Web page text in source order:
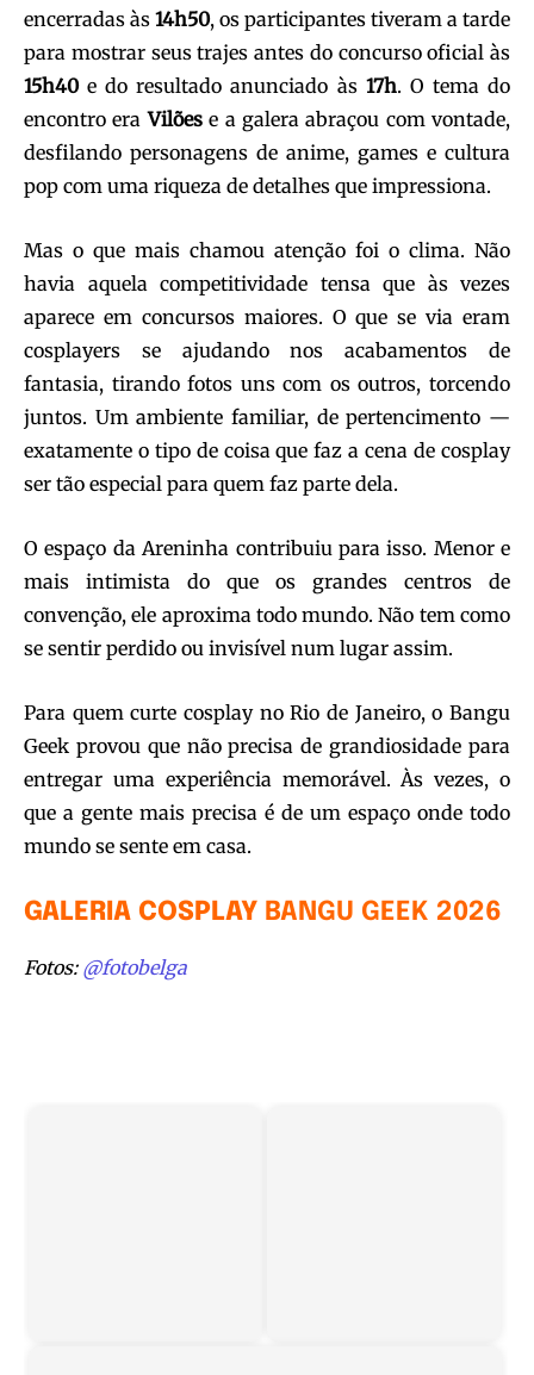
encerradas às 14h50, os participantes tiveram a tarde
para mostrar seus trajes antes do concurso oficial às
15h40e do resultado anunciado às 17h. O tema do
encontro eraVilõese a galera abraçou com vontade,
desfilando personagens de anime, games e cultura
pop com uma riqueza de detalhes que impressiona.
Mas o que mais chamou atenção foi o clima. Não
havia aquela competitividade tensa que às vezes
aparece em concursos maiores. O que se via eram
cosplayers se ajudando nos acabamentos de
fantasia, tirando fotos uns com os outros, torcendo
juntos. Um ambiente familiar, de pertencimento —
exatamente o tipo de coisa que faz a cena de cosplay
ser tão especial para quem faz parte dela.
O espaço da Areninha contribuiu para isso. Menor e
mais intimista do que os grandes centros de
convenção, ele aproxima todo mundo. Não tem como
se sentir perdido ou invisível num lugar assim.
Para quem curte cosplay no Rio de Janeiro, o Bangu
Geek provou que não precisa de grandiosidade para
entregar uma experiência memorável. Às vezes, o
que a gente mais precisa é de um espaço onde todo
mundo se sente em casa.
GALERIA COSPLAY BANGU GEEK 2026
Fotos: @fotobelga